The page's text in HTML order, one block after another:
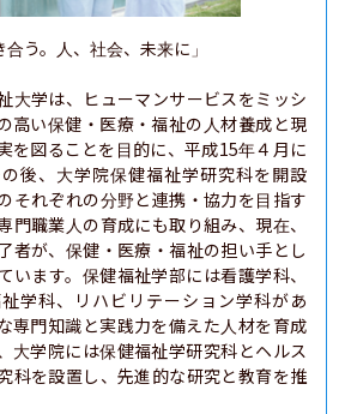
合う。人、社会、未来に」
大学は、ヒューマンサービスをミッシ
高い保健・医療・福祉の人材養成と現
を図ることを目的に、平成15年４月に
後、大学院保健福祉学研究科を開設
それぞれの分野と連携・協力を目指す
門職業人の育成にも取り組み、現在、
者が、保健・医療・福祉の担い手とし
います。保健福祉学部には看護学科、
学科、リハビリテーション学科があ
専門知識と実践力を備えた人材を育成
大学院には保健福祉学研究科とヘルス
科を設置し、先進的な研究と教育を推